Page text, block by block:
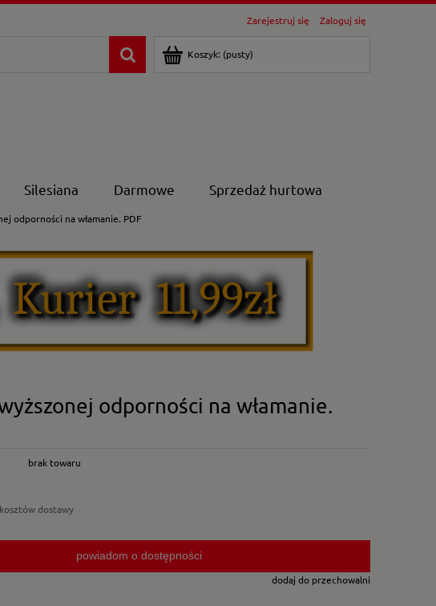
Zarejestruj się Zaloguj się
Koszyk: (pusty)
Silesiana Darmowe Sprzedaż hurtowa
odporności na włamanie. PDF
odporności na włamanie.
brak towaru
dostawy
powiadom o dostępności
dodaj do przechowalni